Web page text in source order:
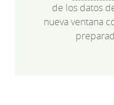
de los datos
nueva ventana